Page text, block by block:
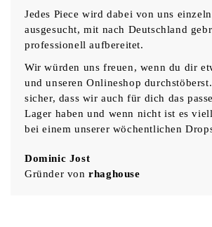
Jedes Piece wird dabei von uns
ausgesucht, mit nach Deutschland
professionell aufbereitet.
Wir würden uns freuen, wenn du dir
und unseren Onlineshop
sicher, dass wir auch für dich das
Lager haben und wenn nicht ist es
bei einem unserer wöchentlichen
Dominic Jost
Gründer vonrhaghouse